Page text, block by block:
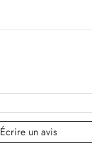
Écrire un avis